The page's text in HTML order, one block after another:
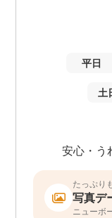
平日
土
安心・う
たっぷり
写真デ
ニューボ